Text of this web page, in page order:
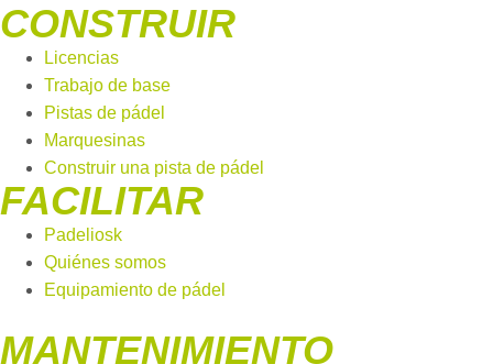
CONSTRUIR
Licencias
Trabajo de base
Pistas de pádel
Marquesinas
Construir una pista de pádel
FACILITAR
Padeliosk
Quiénes somos
Equipamiento de pádel
MANTENIMIENTO